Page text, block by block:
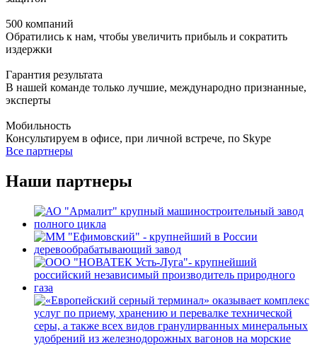
500 компаний
Обратились к нам, чтобы увеличить прибыль и сократить
издержки
Гарантия результата
В нашей команде только лучшие, международно признанные,
эксперты
Мобильность
Консультируем в офисе, при личной встрече, по Skype
Все партнеры
Наши партнеры